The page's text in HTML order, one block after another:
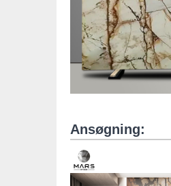
Ansøgning: